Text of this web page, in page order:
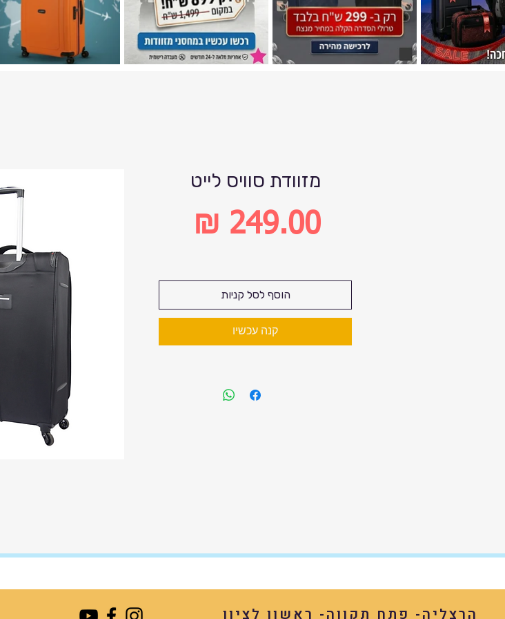
מזוודת סוויס לייט
‏249.00 ‏₪
הוסף לסל קניות
קנה עכשיו
הרצליה- פתח תקווה- ראשון לציון